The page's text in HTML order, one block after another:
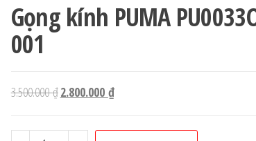
Gọng kính PUMA
001
3.500.000₫Giá
là:
2.800.000 ₫Giá
tại